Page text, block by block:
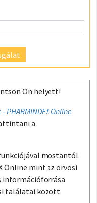
Ön helyett!
PHARMINDEX Online
a
mostantól
Online mint az orvosi
információforrása
találatai között.